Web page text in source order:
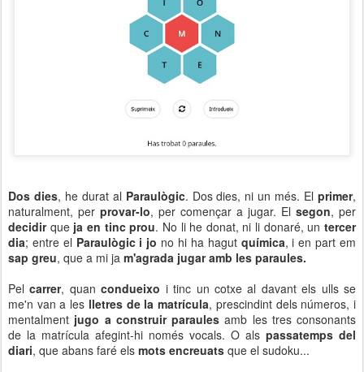
Dos dies, he durat al Paraulògic. Dos dies, ni un més. Elprimer,
naturalment, per provar-lo, per començar a jugar. El segon, per
decidirque ja en tinc prou. No li he donat, ni li donaré, untercer
dia; entre el Paraulògic i jo no hi ha hagutquímica, i en part em
sap greu, que a mi ja m'agrada jugar amb les paraules.
Pelcarrer, quan condueixo i tinc un cotxe al davant els ulls se
me'n van a les lletres de la matrícula, prescindint dels números, i
mentalment jugo a construir paraules amb les tres consonants
de la matrícula afegint-hi només vocals. O als passatemps del
diari, que abans faré els mots encreuats que el sudoku...